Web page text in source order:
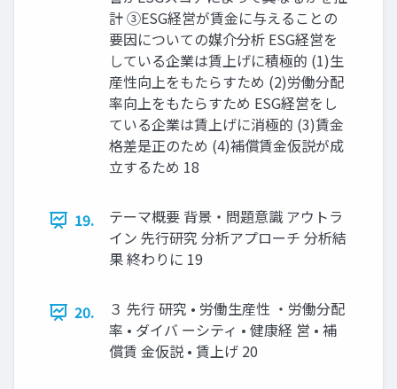
計 ③ESG経営が賃金に与えることの
要因についての媒介分析 ESG経営を
している企業は賃上げに積極的 (1)生
産性向上をもたらすため (2)労働分配
率向上をもたらすため ESG経営をし
ている企業は賃上げに消極的 (3)賃金
格差是正のため (4)補償賃金仮説が成
立するため 18
19.
テーマ概要 背景・問題意識 アウトラ
イン 先行研究 分析アプローチ 分析結
果 終わりに 19
20.
３ 先行 研究 • 労働生産性 ・労働分配
率 • ダイバ ーシティ • 健康経 営 • 補
償賃 金仮説 • 賃上げ 20